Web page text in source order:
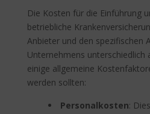
Die Kosten für die Einführung
betriebliche
Anbieter und den spezifischen
Unternehmens unterschiedlich
einige allgemeine
werden sollten:
Personalkosten: